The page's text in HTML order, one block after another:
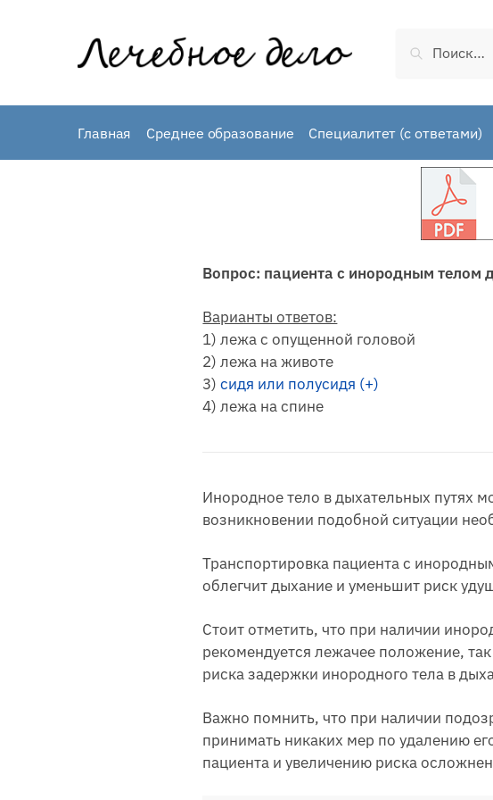
Главная Среднее образование Специалитет (с ответами)
Вопрос: пациента с инородным телом
Варианты ответов:
1) лежа с опущенной головой
2) лежа на животе
3)сидя или полусидя (+)
4) лежа на спине
Инородное тело в дыхательных путях
возникновении подобной ситуации
Транспортировка пациента с
облегчит дыхание и уменьшит риск
Стоит отметить, что при наличии
рекомендуется лежачее положение,
риска задержки инородного тела в
Важно помнить, что при наличии
принимать никаких мер по удалению
пациента и увеличению риска